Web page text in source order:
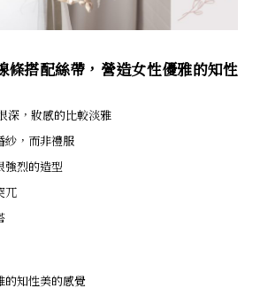
條搭配絲帶，營造女性優雅的知性
，妝感的比較淡雅
紗，而非禮服
強烈的造型
兀
的知性美的感覺